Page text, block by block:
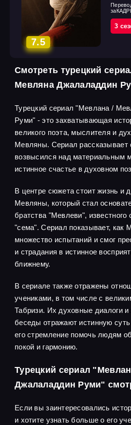
7.5
3
Смотреть турецкий
Мевляна Джалаладдин
Турецкий сериал "Мевлана /
Руми" - это захватывающая
великого поэта, мыслителя и
Мевляны. Сериал рассказывает
возвысился над материальным
истинное счастье в духовном
В центре сюжета стоит жизнь и
Мевляны, который стал
братства "Мевлеви", известного
"сема". Сериал показывает, как
множество испытаний и смог
и страдания в истинное
ближнему.
В сериале также отражены
учениками, в том числе с
Табризи. Их духовные диалоги
беседы отражают истинную
его стремление помочь людям
покой и гармонию.
Турецкий сериал
Джалаладдин Руми"
Если вы заинтересовались
и хотите узнать больше о его